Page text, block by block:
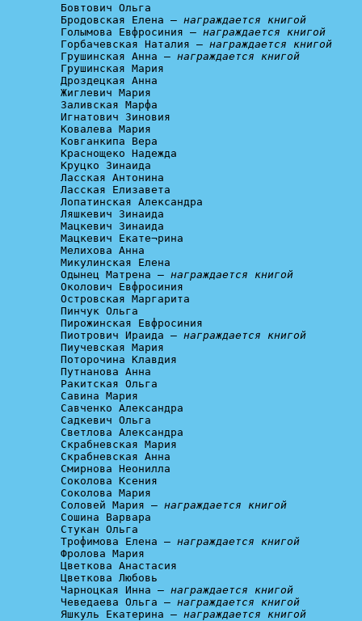
Бовтович Ольга
Бродовская Елена – награждается книгой
Голымова Евфросиния – награждается книгой
Горбачевская Наталия – награждается книгой
Грушинская Анна – награждается книгой
Грушинская Мария
Дроздецкая Анна
Жиглевич Мария
Заливская Марфа
Игнатович Зиновия
Ковалева Мария
Ковганкипа Вера
Краснощеко Надежда
Круцко Зинаида
Ласская Антонина
Ласская Елизавета
Лопатинская Александра
Ляшкевич Зинаида
Мацкевич Зинаида
Мацкевич Екате¬рина
Мелихова Анна
Микулинская Елена
Одынец Матрена – награждается книгой
Околович Евфросиния
Островская Маргарита
Пинчук Ольга
Пирожинская Евфросиния
Пиотрович Ираида – награждается книгой
Пиучевская Мария
Поторочина Клавдия
Путнанова Анна
Ракитская Ольга
Савина Мария
Савченко Александра
Садкевич Ольга
Светлова Александра
Скрабневская Мария
Скрабневская Анна
Смирнова Неонилла
Соколова Ксения
Соколова Мария
Соловей Мария – награждается книгой
Сошина Варвара
Стукан Ольга
Трофимова Елена – награждается книгой
Фролова Мария
Цветкова Анастасия
Цветкова Любовь
Чарноцкая Инна – награждается книгой
Чеведаева Ольга – награждается книгой
Яшкуль Екатерина – награждается книгой